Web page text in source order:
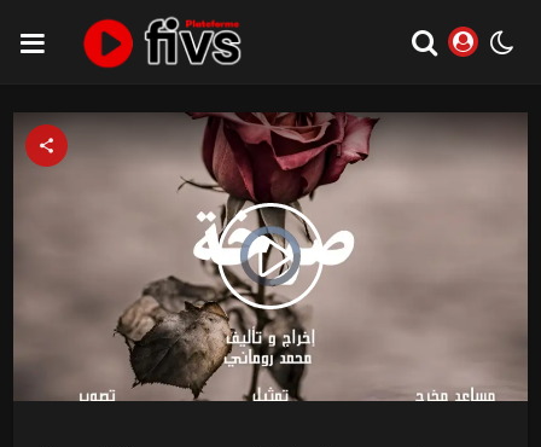
Video
Player
is
loading.
Play
Video